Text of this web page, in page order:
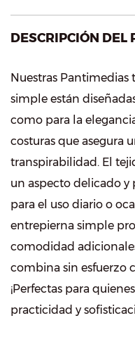
DESCRIPCIÓN DEL
Nuestras
simple están
como para la
costuras que asegura
transpirabilidad. El
un aspecto delicado y
para el uso diario o
entrepierna simple
comodidad
combina sin esfuerzo
¡Perfectas para
practicidad y